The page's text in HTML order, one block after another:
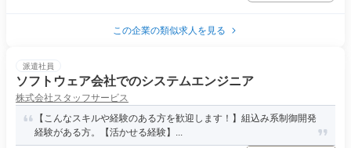
この企業の類似求人を見る
派遣社員
ソフトウェア会社でのシステムエンジニア
株式会社スタッフサービス
【こんなスキルや経験のある方を歓迎します！】組込み系制御開発
経験がある方。【活かせる経験】...